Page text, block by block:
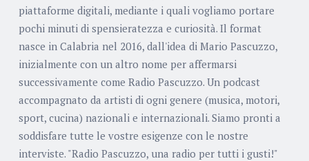
piattaforme digitali, mediante i quali vogliamo portare
pochi minuti di spensieratezza e curiosità. Il format
nasce in Calabria nel 2016, dall'idea di Mario Pascuzzo,
inizialmente con un altro nome per affermarsi
successivamente come Radio Pascuzzo. Un podcast
accompagnato da artisti di ogni genere (musica, motori,
sport, cucina) nazionali e internazionali. Siamo pronti a
soddisfare tutte le vostre esigenze con le nostre
interviste. "Radio Pascuzzo, una radio per tutti i gusti!"